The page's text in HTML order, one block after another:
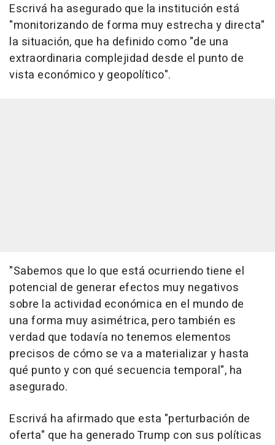
Escrivá ha asegurado que la institución está
"monitorizando de forma muy estrecha y directa"
la situación, que ha definido como "de una
extraordinaria complejidad desde el punto de
vista económico y geopolítico".
"Sabemos que lo que está ocurriendo tiene el
potencial de generar efectos muy negativos
sobre la actividad económica en el mundo de
una forma muy asimétrica, pero también es
verdad que todavía no tenemos elementos
precisos de cómo se va a materializar y hasta
qué punto y con qué secuencia temporal", ha
asegurado.
Escrivá ha afirmado que esta "perturbación de
oferta" que ha generado Trump con sus políticas